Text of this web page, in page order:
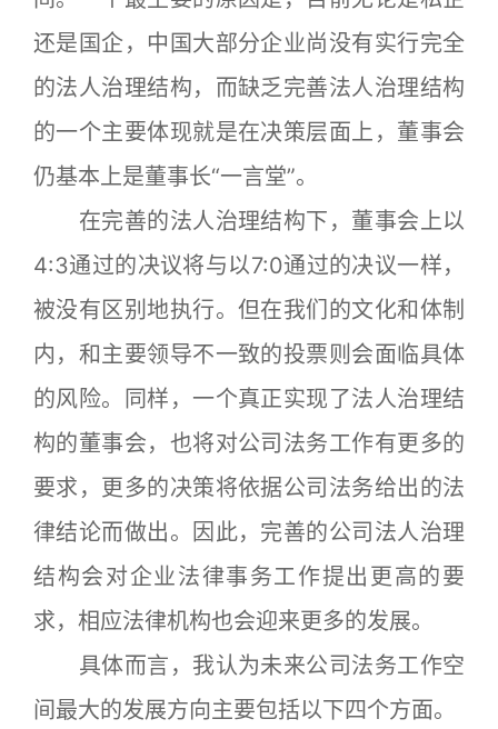
还是国企，中国大部分企业尚没有实行完全
的法人治理结构，而缺乏完善法人治理结构
的一个主要体现就是在决策层面上，董事会
仍基本上是董事长“一言堂”。
在完善的法人治理结构下，董事会上以
4:3通过的决议将与以7:0通过的决议一样，
被没有区别地执行。但在我们的文化和体制
内，和主要领导不一致的投票则会面临具体
的风险。同样，一个真正实现了法人治理结
构的董事会，也将对公司法务工作有更多的
要求，更多的决策将依据公司法务给出的法
律结论而做出。因此，完善的公司法人治理
结构会对企业法律事务工作提出更高的要
求，相应法律机构也会迎来更多的发展。
具体而言，我认为未来公司法务工作空
间最大的发展方向主要包括以下四个方面。